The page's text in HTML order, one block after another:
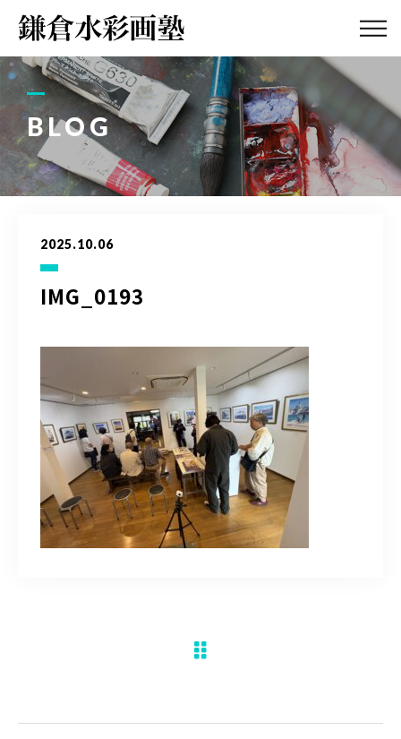
BLOG
2025.10.06
IMG_0193
ABOUT
画塾紹介・
アクセス
LESSON
教室案内
画塾ブログ
ATELIER
水彩ブログ
CONTACT
お問い合わせ
取材・制作のご依頼 作品購入